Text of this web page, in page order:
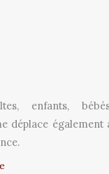
enfants,
déplace également